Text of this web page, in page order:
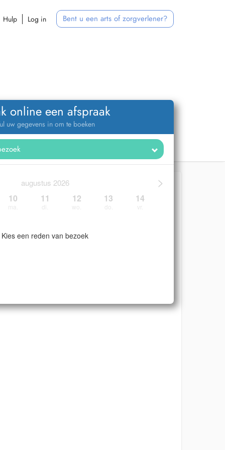
Hulp Log in Bent u een arts of zorgverlener?
online een afspraak
uw gegevens in om te boeken
>
augustus 2026
10 11 12 13 14
Kies een reden van bezoek